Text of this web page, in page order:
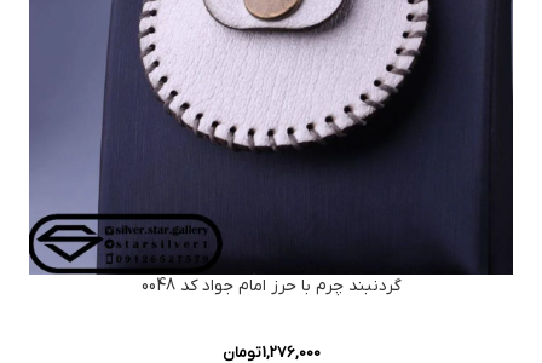
گردنبند چرم با حرز امام جواد کد 0048
1,276,000تومان